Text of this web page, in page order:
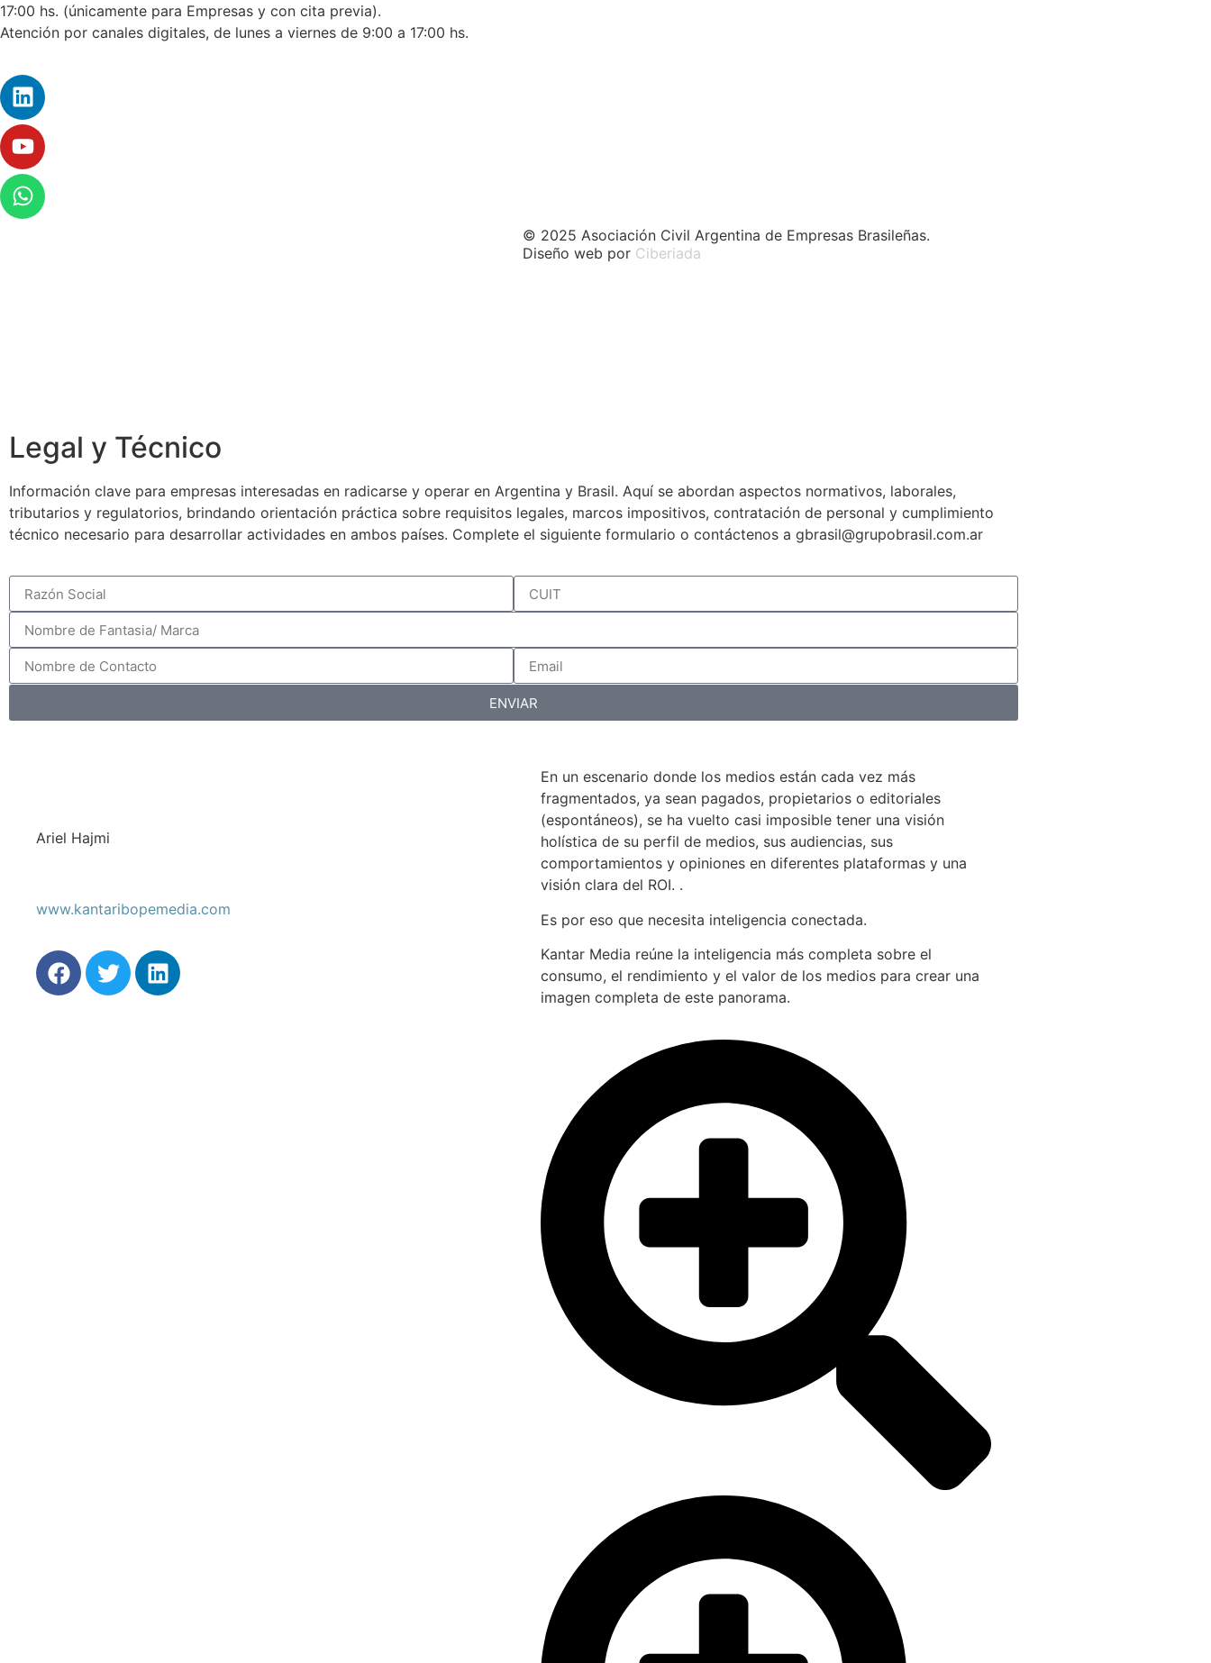
17:00 hs. (únicamente para Empresas y con cita previa).
Atención por canales digitales, de lunes a viernes de 9:00 a 17:00 hs.
© 2025 Asociación Civil Argentina de Empresas Brasileñas.
Diseño web por Ciberiada
Legal y Técnico
Información clave para empresas interesadas en radicarse y operar en Argentina y Brasil. Aquí se abordan aspectos normativos, laborales,
tributarios y regulatorios, brindando orientación práctica sobre requisitos legales, marcos impositivos, contratación de personal y cumplimiento
técnico necesario para desarrollar actividades en ambos países. Complete el siguiente formulario o contáctenos a gbrasil@grupobrasil.com.ar
ENVIAR
Ariel Hajmi
www.kantaribopemedia.com
En un escenario donde los medios están cada vez más
fragmentados, ya sean pagados, propietarios o editoriales
(espontáneos), se ha vuelto casi imposible tener una visión
holística de su perfil de medios, sus audiencias, sus
comportamientos y opiniones en diferentes plataformas y una
visión clara del ROI. .
Es por eso que necesita inteligencia conectada.
Kantar Media reúne la inteligencia más completa sobre el
consumo, el rendimiento y el valor de los medios para crear una
imagen completa de este panorama.